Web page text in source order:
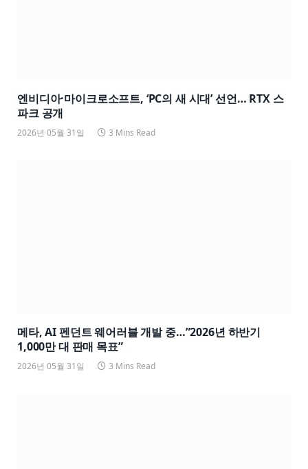
엔비디아·마이크로소프트, ‘PC의 새 시대’ 선언… RTX 스
파크 공개
2026년 05월 31일 3 Mins Read
메타, AI 펜던트 웨어러블 개발 중…”2026년 하반기
1,000만 대 판매 목표”
2026년 05월 31일 3 Mins Read